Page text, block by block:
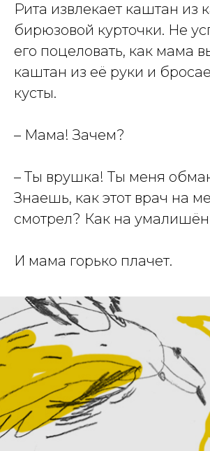
Рита извлекает каштан из
бирюзовой курточки. Не
его поцеловать, как мама
каштан из её руки и
кусты.
– Мама! Зачем?
– Ты врушка! Ты меня
Знаешь, как этот врач на
смотрел? Как на
И мама горько плачет.